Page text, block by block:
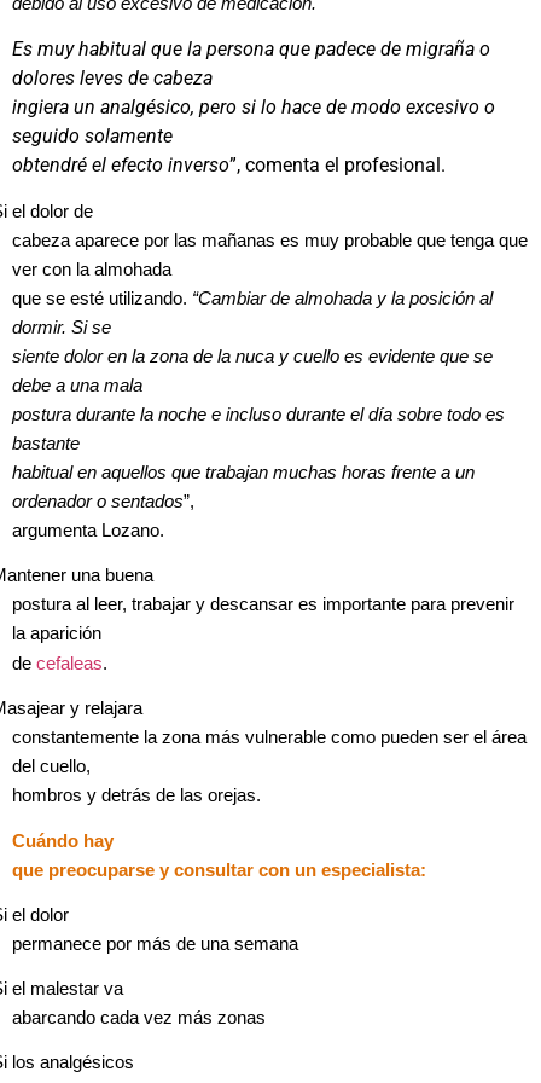
Es muy habitual que la persona que padece de migraña o
dolores leves de cabeza
ingiera un analgésico, pero si lo hace de modo excesivo o
seguido solamente
obtendré el efecto inverso”, comenta el profesional.
el dolor de
cabeza aparece por las mañanas es muy probable que tenga que
ver con la almohada
que se esté utilizando. “Cambiar de almohada y la posición al
dormir. Si se
siente dolor en la zona de la nuca y cuello es evidente que se
debe a una mala
postura durante la noche e incluso durante el día sobre todo es
bastante
habitual en aquellos que trabajan muchas horas frente a un
ordenador o sentados”,
argumenta Lozano.
una buena
postura al leer, trabajar y descansar es importante para prevenir
la aparición
de cefaleas.
y relajara
constantemente la zona más vulnerable como pueden ser el área
del cuello,
hombros y detrás de las orejas.
Cuándo hay
que preocuparse y consultar con un especialista:
el dolor
permanece por más de una semana
el malestar va
abarcando cada vez más zonas
los analgésicos